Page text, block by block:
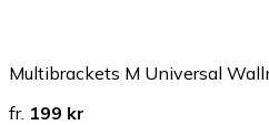
Multibrackets M Universal
fr. 199 kr